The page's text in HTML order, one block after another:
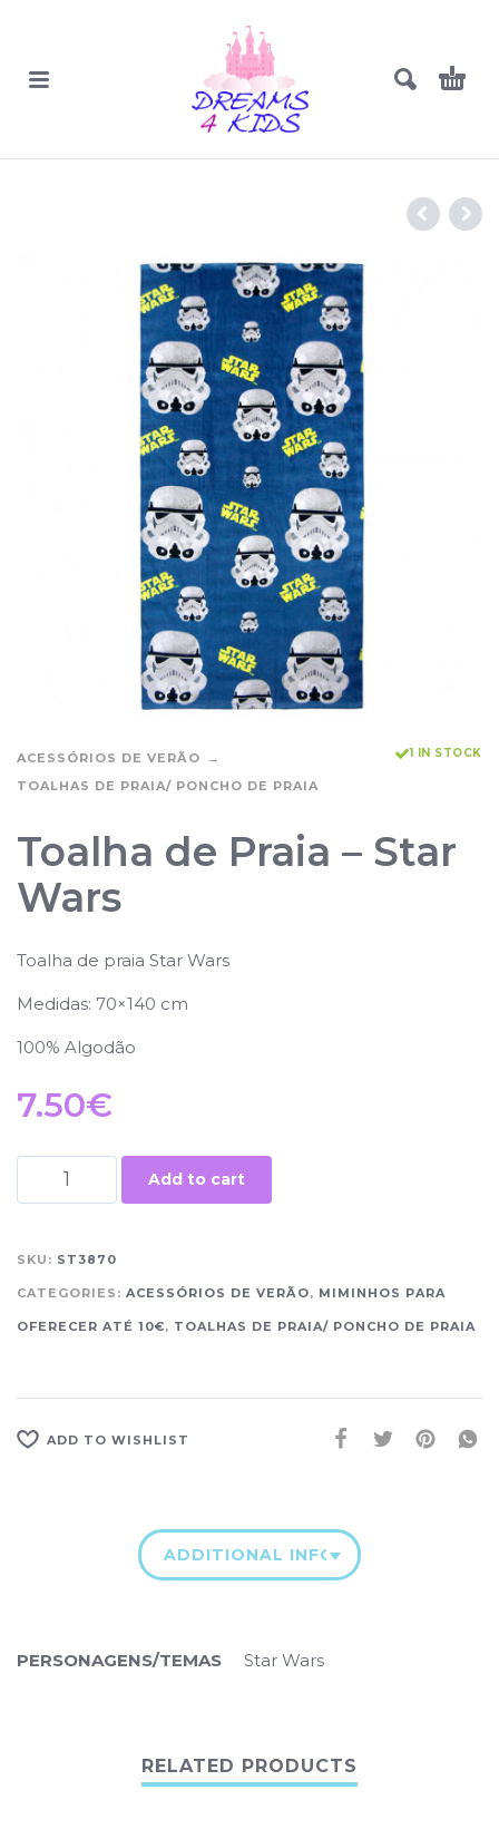
ACESSÓRIOS DE VERÃO
TOALHAS DE PRAIA/ PONCHO DE PRAIA
1 IN STOCK
Toalha de Praia – Star
Wars
Toalha de praia Star Wars
Medidas: 70×140 cm
100% Algodão
7.50€
Add to cart
SKU: ST3870
CATEGORIES: ACESSÓRIOS DE VERÃO, MIMINHOS PARA
OFERECER ATÉ 10€, TOALHAS DE PRAIA/ PONCHO DE PRAIA
ADD TO WISHLIST
ADDITIONAL INFORMATION
PERSONAGENS/TEMAS Star Wars
RELATED PRODUCTS